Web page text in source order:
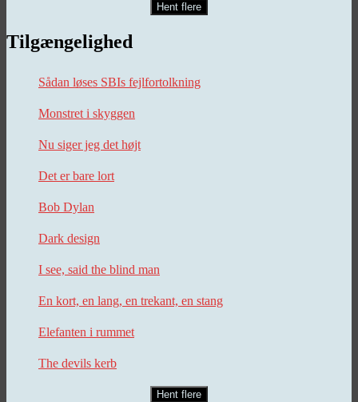
Hent flere
Tilgængelighed
Sådan løses SBIs fejlfortolkning
Monstret i skyggen
Nu siger jeg det højt
Det er bare lort
Bob Dylan
Dark design
I see, said the blind man
En kort, en lang, en trekant, en stang
Elefanten i rummet
The devils kerb
Hent flere